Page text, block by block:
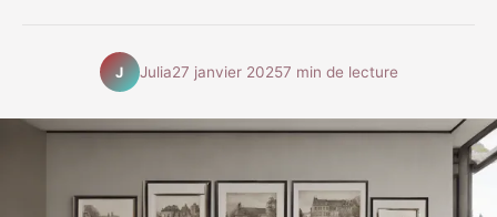
J Julia27 janvier 20257 min de lecture